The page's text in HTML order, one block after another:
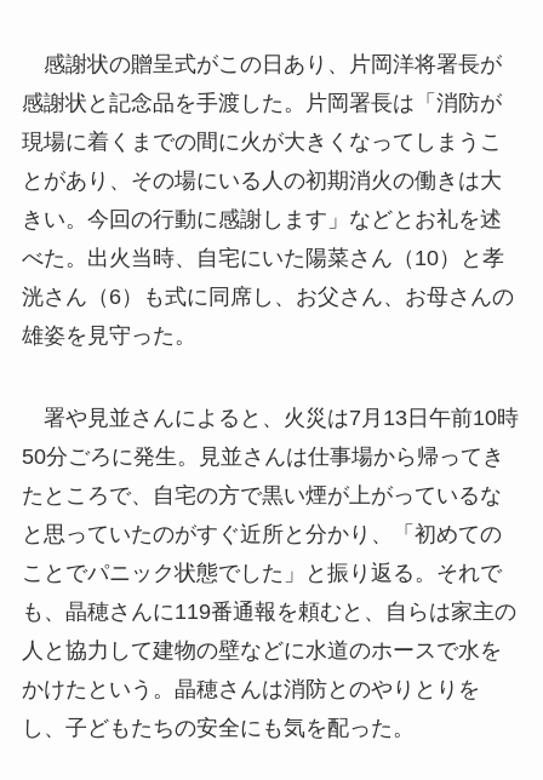
感謝状の贈呈式がこの日あり、片岡洋将署長が
感謝状と記念品を手渡した。片岡署長は「消防が
現場に着くまでの間に火が大きくなってしまうこ
とがあり、その場にいる人の初期消火の働きは大
きい。今回の行動に感謝します」などとお礼を述
べた。出火当時、自宅にいた陽菜さん（10）と孝
洸さん（6）も式に同席し、お父さん、お母さんの
雄姿を見守った。
署や見並さんによると、火災は7月13日午前10時
50分ごろに発生。見並さんは仕事場から帰ってき
たところで、自宅の方で黒い煙が上がっているな
と思っていたのがすぐ近所と分かり、「初めての
ことでパニック状態でした」と振り返る。それで
も、晶穂さんに119番通報を頼むと、自らは家主の
人と協力して建物の壁などに水道のホースで水を
かけたという。晶穂さんは消防とのやりとりを
し、子どもたちの安全にも気を配った。